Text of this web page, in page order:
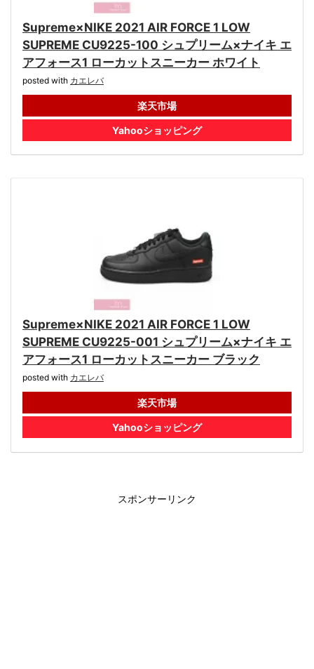
Supreme×NIKE 2021 AIR FORCE 1 LOW
SUPREME CU9225-100 シュプリーム×ナイキ エ
アフォース1 ローカットスニーカー ホワイト
posted with カエレバ
楽天市場
Yahooショッピング
Supreme×NIKE 2021 AIR FORCE 1 LOW
SUPREME CU9225-001 シュプリーム×ナイキ エ
アフォース1 ローカットスニーカー ブラック
posted with カエレバ
楽天市場
Yahooショッピング
スポンサーリンク